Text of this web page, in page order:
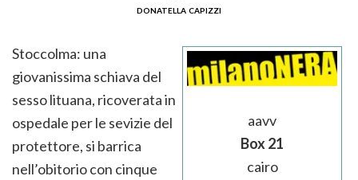
donatella capizzi
aavv
Box 21
cairo
Stoccolma: una
giovanissima schiava del
sesso lituana, ricoverata in
ospedale per le sevizie del
protettore, si barrica
nell’obitorio con cinque